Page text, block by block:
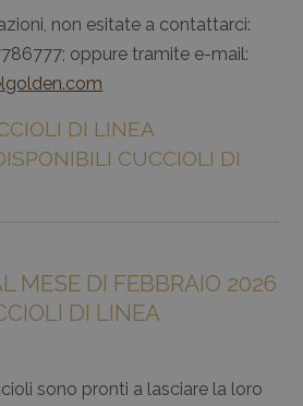
non esitate a contattarci:
oppure tramite e-mail:
DI LINEA
CUCCIOLI DI
MESE DI FEBBRAIO 2026
DI LINEA
sono pronti a lasciare la loro